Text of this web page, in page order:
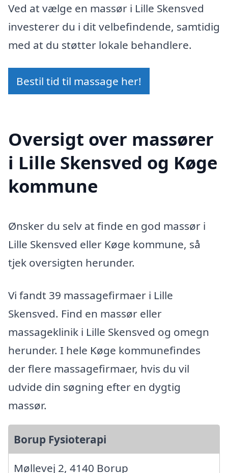
Ved at vælge en massør i Lille Skensved
investerer du i dit velbefindende, samtidig
med at du støtter lokale behandlere.
Bestil tid til massage her!
Oversigt over massører
i Lille Skensved og Køge
kommune
Ønsker du selv at finde en god massør i
Lille Skensved eller Køge kommune, så
tjek oversigten herunder.
Vi fandt 39 massagefirmaer i Lille
Skensved. Find en massør eller
massageklinik i Lille Skensved og omegn
herunder. I hele Køge kommunefindes
der flere massagefirmaer, hvis du vil
udvide din søgning efter en dygtig
massør.
Borup Fysioterapi
Møllevej 2, 4140 Borup